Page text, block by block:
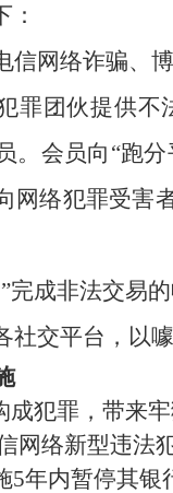
信网络诈骗、
罪团伙提供
。会员向“跑
网络犯罪受害
完成非法交易
社交平台，以
成犯罪，带来
网络新型违法
5年内暂停其银